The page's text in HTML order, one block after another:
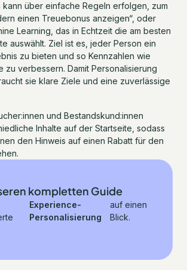
kann über einfache Regeln erfolgen, zum
einen Treuebonus anzeigen“, oder
Learning, das in Echtzeit die am besten
auswählt. Ziel ist es, jeder Person ein
zu bieten und so Kennzahlen wie
zu verbessern. Damit Personalisierung
sie klare Ziele und eine zuverlässige
und Bestandskund:innen
Inhalte auf der Startseite, sodass
den Hinweis auf einen Rabatt für den
kompletten Guide
Experience-
Personalisierung
auf einen
Blick.